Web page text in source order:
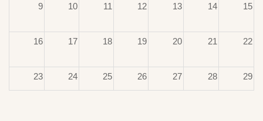
9 10 11 12 13 14 15
16 17 18 19 20 21 22
23 24 25 26 27 28 29